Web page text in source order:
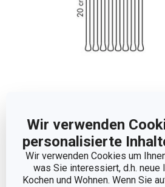
Wir verwenden
personalisierte
Wir verwenden Cookies um
was Sie interessiert, d.h. neue
Kochen und Wohnen. Wenn Sie
Abmessungen
PRODUKTLÄNGE (CM)